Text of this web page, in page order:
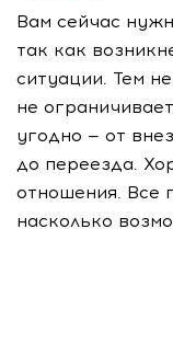
Вам сейчас
так как
ситуации. Тем
не
угодно — от
до переезда.
отношения. Все
насколько